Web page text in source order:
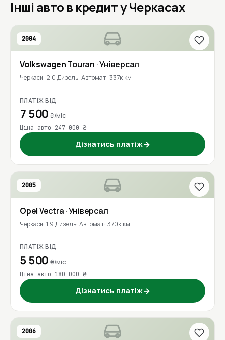
Інші авто в кредит у Черкасах
2004
VolkswagenTouran · Універсал
Черкаси 2.0 Дизель Автомат 337к км
ПЛАТІЖ ВІД
7 500₴/міс
Ціна авто 247 000 ₴
Дізнатись платіж→
2005
OpelVectra· Універсал
Черкаси 1.9 Дизель Автомат 370к км
ПЛАТІЖ ВІД
5 500₴/міс
Ціна авто 180 000 ₴
Дізнатись платіж→
2006